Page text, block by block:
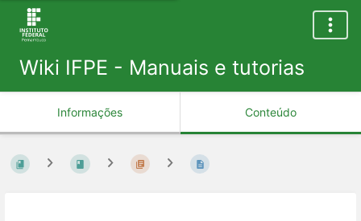
Wiki IFPE - Manuais e tutorias
Informações Conteúdo